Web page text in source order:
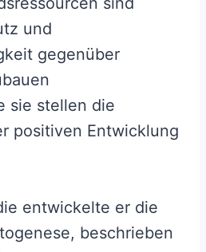
und
gegenüber
sie stellen die
positiven Entwicklung
entwickelte er die
beschrieben